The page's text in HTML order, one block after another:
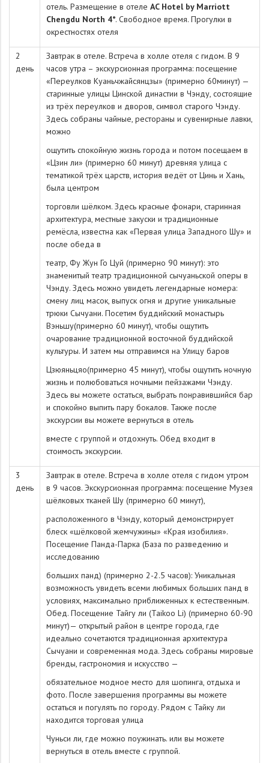
отель. Размещение в отеле AC Hotel by Marriott
Chengdu North 4*. Свободное время. Прогулки в
окрестностях отеля
2
день
Завтрак в отеле. Встреча в холле отеля с гидом. В 9
часов утра – экскурсионная программа: посещение
«Переулков Куаньчжайсянцзы» (примерно 60минут) —
старинные улицы Цинской династии в Чэнду, состоящие
из трёх переулков и дворов, символ старого Чэнду.
Здесь собраны чайные, рестораны и сувенирные лавки,
можно
ощутить спокойную жизнь города и потом посещаем в
«Цзин ли» (примерно 60 минут) древняя улица с
тематикой трёх царств, история ведёт от Цинь и Хань,
была центром
торговли шёлком. Здесь красные фонари, старинная
архитектура, местные закуски и традиционные
ремёсла, известна как «Первая улица Западного Шу» и
после обеда в
театр, Фу Жун Го Цуй (примерно 90 минут): это
знаменитый театр традиционной сычуаньской оперы в
Чэнду. Здесь можно увидеть легендарные номера:
смену лиц масок, выпуск огня и другие уникальные
трюки Сычуани. Посетим буддийский монастырь
Вэньшу(примерно 60 минут), чтобы ощутить
очарование традиционной восточной буддийской
культуры. И затем мы отправимся на Улицу баров
Цзюяньцяо(примерно 45 минут), чтобы ощутить ночную
жизнь и полюбоваться ночными пейзажами Чэнду.
Здесь вы можете остаться, выбрать понравившийся бар
и спокойно выпить пару бокалов. Также после
экскурсии вы можете вернуться в отель
вместе с группой и отдохнуть. Обед входит в
стоимость экскурсии.
3
день
Завтрак в отеле. Встреча в холле отеля с гидом утром
в 9 часов. Экскурсионная программа: посещение Музея
шёлковых тканей Шу (примерно 60 минут),
расположенного в Чэнду, который демонстрирует
блеск «шёлковой жемчужины» «Края изобилия».
Посещение Панда-Парка (База по разведению и
исследованию
больших панд) (примерно 2-2.5 часов): Уникальная
возможность увидеть всеми любимых больших панд в
условиях, максимально приближенных к естественным.
Обед. Посещение Тайгу ли (Taikoo Li) (примерно 60-90
минут)— открытый район в центре города, где
идеально сочетаются традиционная архитектура
Сычуани и современная мода. Здесь собраны мировые
бренды, гастрономия и искусство —
обязательное модное место для шопинга, отдыха и
фото. После завершения программы вы можете
остаться и погулять по городу. Рядом с Тайку ли
находится торговая улица
Чуньси ли, где можно поужинать. или вы можете
вернуться в отель вместе с группой.